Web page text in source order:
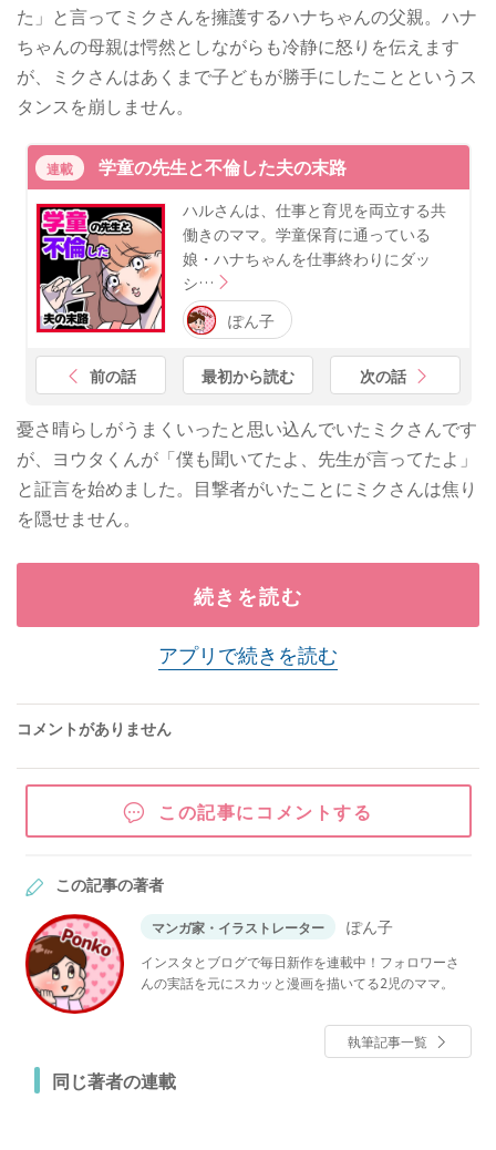
た」と言ってミクさんを擁護するハナちゃんの父親。ハナ
ちゃんの母親は愕然としながらも冷静に怒りを伝えます
が、ミクさんはあくまで子どもが勝手にしたことというス
タンスを崩しません。
連載 学童の先生と不倫した夫の末路
ハルさんは、仕事と育児を両立する共
働きのママ。学童保育に通っている
娘・ハナちゃんを仕事終わりにダッ
シ…
ぽん子
前の話 最初から読む 次の話
憂さ晴らしがうまくいったと思い込んでいたミクさんです
が、ヨウタくんが「僕も聞いてたよ、先生が言ってたよ」
と証言を始めました。目撃者がいたことにミクさんは焦り
を隠せません。
続きを読む
アプリで続きを読む
コメントがありません
この記事にコメントする
この記事の著者
マンガ家・イラストレーター ぽん子
インスタとブログで毎日新作を連載中！フォロワーさ
んの実話を元にスカッと漫画を描いてる2児のママ。
執筆記事一覧
同じ著者の連載